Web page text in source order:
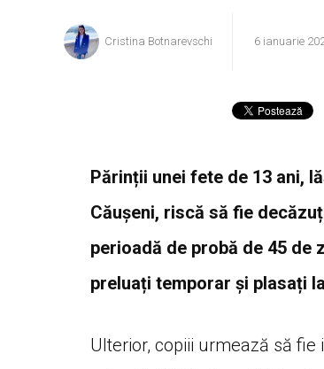
Cristina Botnarevschi 6 ianuarie
Părinții unei fete de 13 ani,
Căușeni, riscă să fie
perioadă de probă de 45
preluați temporar și plasați
Ulterior, copiii urmează să